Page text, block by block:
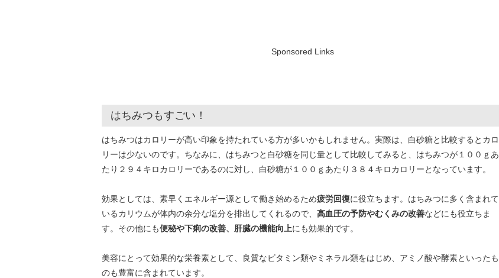
Sponsored Links
はちみつもすごい！
はちみつはカロリーが高い印象を持たれている方が多いかもしれません。実際は、白砂糖と比較するとカロ
リーは少ないのです。ちなみに、はちみつと白砂糖を同じ量として比較してみると、はちみつが１００ｇあ
たり２９４キロカロリーであるのに対し、白砂糖が１００ｇあたり３８４キロカロリーとなっています。
効果としては、素早くエネルギー源として働き始めるため疲労回復に役立ちます。はちみつに多く含まれて
いるカリウムが体内の余分な塩分を排出してくれるので、 高血圧の予防やむくみの改善などにも役立ちま
す。その他にも便秘や下痢の改善、肝臓の機能向上にも効果的です。
美容にとって効果的な栄養素として、良質なビタミン類やミネラル類をはじめ、アミノ酸や酵素といったも
のも豊富に含まれています。